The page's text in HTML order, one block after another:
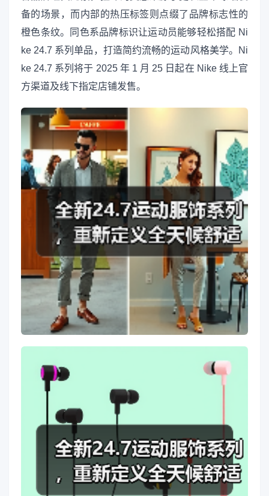
备的场景，而内部的热压标签则点缀了品牌标志性的
橙色条纹。同色系品牌标识让运动员能够轻松搭配 Ni
ke 24.7 系列单品，打造简约流畅的运动风格美学。Ni
ke 24.7 系列将于 2025 年 1 月 25 日起在 Nike 线上官
方渠道及线下指定店铺发售。